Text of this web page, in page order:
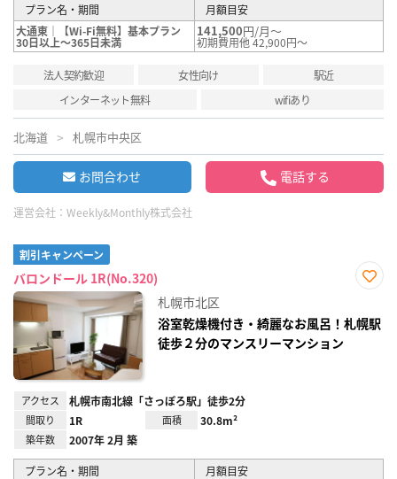
プラン名・期間
月額目安
大通東｜【Wi-Fi無料】基本プラン
30日以上～365日未満
141,500円/月～
初期費用他 42,900円～
法人契約歓迎 女性向け
駅近
インターネット無料
wifiあり
北海道 札幌市中央区
お問合わせ 電話する
運営会社： Weekly&Monthly株式会社
割引キャンペーン
バロンドール 1R(No.320)
り登
録
札幌市北区
浴室乾燥機付き・綺麗なお風呂！札幌駅
徒歩２分のマンスリーマンション
アクセス 札幌市南北線「さっぽろ駅」徒歩2分
間取り 1R 面積 30.8m²
築年数 2007年 2月 築
プラン名・期間
月額目安